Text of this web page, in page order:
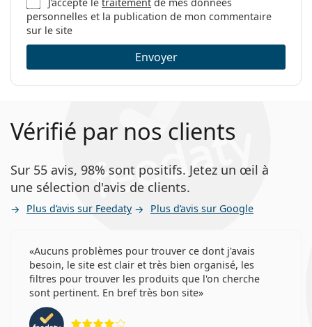
personnelles et la publication de mon commentaire
sur le site
Envoyer
Vérifié par nos clients
Sur 55 avis, 98% sont positifs. Jetez un œil à
une sélection d'avis de clients.
Plus d’avis sur Feedaty Plus d’avis sur Google
Aucuns problèmes pour trouver ce dont j'avais
besoin, le site est clair et très bien organisé, les
filtres pour trouver les produits que l'on cherche
sont pertinent. En bref très bon site